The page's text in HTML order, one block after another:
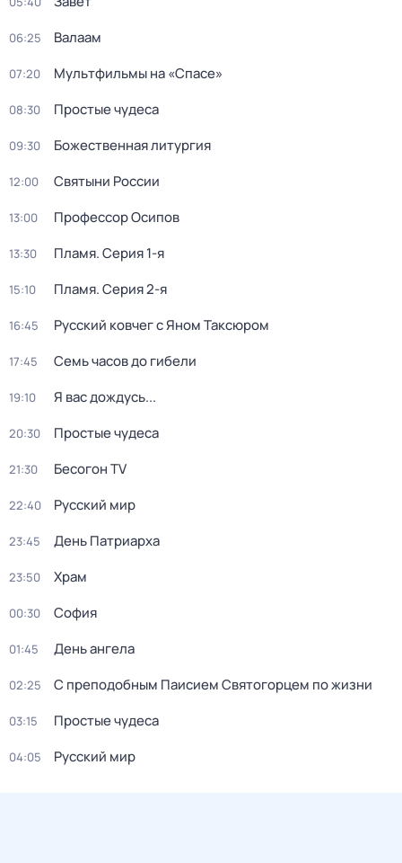
06:25 Валаам
07:20 Мультфильмы на «Спасе»
08:30 Простые чудеса
09:30 Божественная литургия
12:00 Святыни России
13:00 Профессор Осипов
13:30 Пламя. Серия 1-я
15:10 Пламя. Серия 2-я
16:45 Русский ковчег с Яном Таксюром
17:45 Семь часов до гибели
19:10 Я вас дождусь...
20:30 Простые чудеса
21:30 Бесогон TV
22:40 Русский мир
23:45 День Патриарха
23:50 Храм
00:30 София
01:45 День ангела
02:25 С преподобным Паисием Святогорцем по жизни
03:15 Простые чудеса
04:05 Русский мир